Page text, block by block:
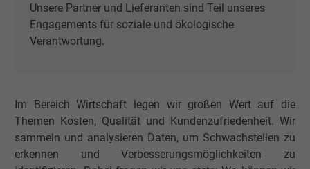
Laufzeit 1 Jahr
Name spin, Facebook Pixel
Anbieter Facebook Ireland Ltd.
Unsere Partner und Lieferanten sind Teil unseres
Engagements für soziale und ökologische
Verantwortung.
Im Bereich Wirtschaft legen wir großen Wert auf die
Themen Kosten, Qualität und Kundenzufriedenheit. Wir
sammeln und analysieren Daten, um Schwachstellen zu
erkennen und Verbesserungsmöglichkeiten zu